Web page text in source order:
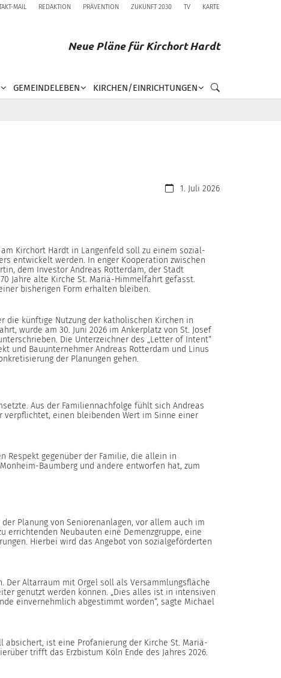
MAIL REDAKTION PRÄVENTION ZUKUNFT 2030 TV KARTE
Neue Pläne für Kirchort Hardt
GEMEINDELEBEN KIRCHEN/EINRICHTUNGEN
Datum:1. Juli 2026
Kirchort Hardt in Langenfeld soll zu einem sozial-
entwickelt werden. In enger Kooperation zwischen
dem Investor Andreas Rotterdam, der Stadt
Jahre alte Kirche St. Mariä-Himmelfahrt gefasst.
bisherigen Form erhalten bleiben.
die künftige Nutzung der katholischen Kirchen in
wurde am 30. Juni 2026 im Ankerplatz von St. Josef
Die Unterzeichner des „Letter of Intent“
und Bauunternehmer Andreas Rotterdam und Linus
der Planungen gehen.
Aus der Familiennachfolge fühlt sich Andreas
verpflichtet, einen bleibenden Wert im Sinne einer
Respekt gegenüber der Familie, die allein in
Baumberg und andere entworfen hat, zum
Planung von Seniorenanlagen, vor allem auch im
errichtenden Neubauten eine Demenzgruppe, eine
Hierbei wird das Angebot von sozialgeförderten
Der Altarraum mit Orgel soll als Versammlungsfläche
genutzt werden können. „Dies alles ist in intensiven
einvernehmlich abgestimmt worden“, sagte Michael
absichert, ist eine Profanierung der Kirche St. Mariä-
trifft das Erzbistum Köln Ende des Jahres 2026.